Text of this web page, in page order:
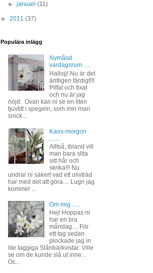
►januari(11)
► 2011 (37)
Populära inlägg
Nymålat
vardagsrum .....
Hallojj! Nu är det
äntligen färdigt!!!
Piffat och fixat
och nu är jag
nöjd. Ovan kan ni se en liten
tjuvtitt i spegeln, som min man
snick...
Kaos-morgon
Alltså, ibland vill
man bara slita
sitt hår och
skrika!!! Nu
undrar ni säkert vad ett olivträd
har med det att göra.... Lugn jag
kommer ...
Om mig......
Hej! Hoppas ni
har en bra
måndag.... För
ett tag sedan
plockade jag in
lite taggiga Slånbärkvistar. Ville
se om de kunde slå ut inne...
Oc...